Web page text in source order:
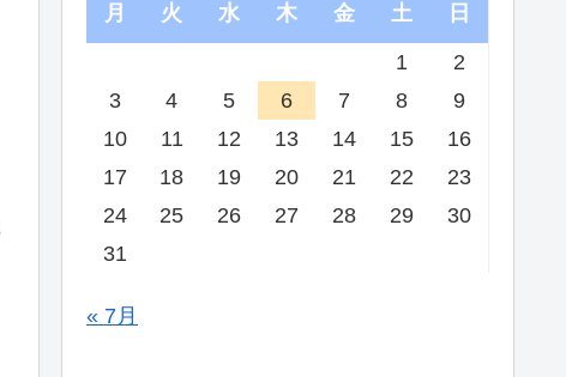
月 火 水 木 金 土 日
1
2
3
4 5 6 7 8
9
10
11 12 13 14 15
16
17
18 19 20 21 22
23
24
25 26 27 28 29
30
31
« 7月